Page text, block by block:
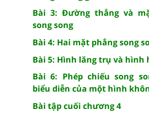
Bài 3: Đường thẳng và
song song
Bài 4: Hai mặt phẳng song
Bài 5: Hình lăng trụ và hình
Bài 6: Phép chiếu song
biểu diễn của một hình
Bài tập cuối chương 4